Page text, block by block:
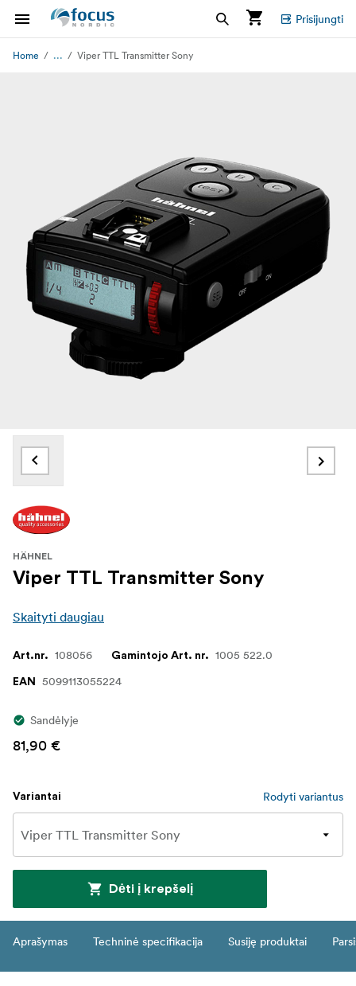
Prisijungti
Home ... Viper TTL Transmitter Sony
HÄHNEL
Viper TTL Transmitter Sony
Skaityti daugiau
Art.nr. 108056 Gamintojo Art. nr. 1005 522.0
EAN 5099113055224
Sandėlyje
81,90 €
Variantai Rodyti variantus
Dėti į krepšelį
Aprašymas Techninė specifikacija Susiję produktai